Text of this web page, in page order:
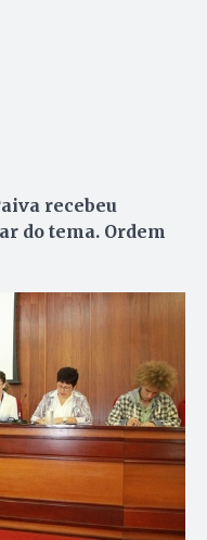
recebeu
do tema. Ordem